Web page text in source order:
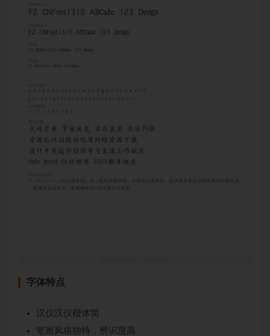
字体特点
汉仪汉仪楷体简
笔画风格独特，辨识度高